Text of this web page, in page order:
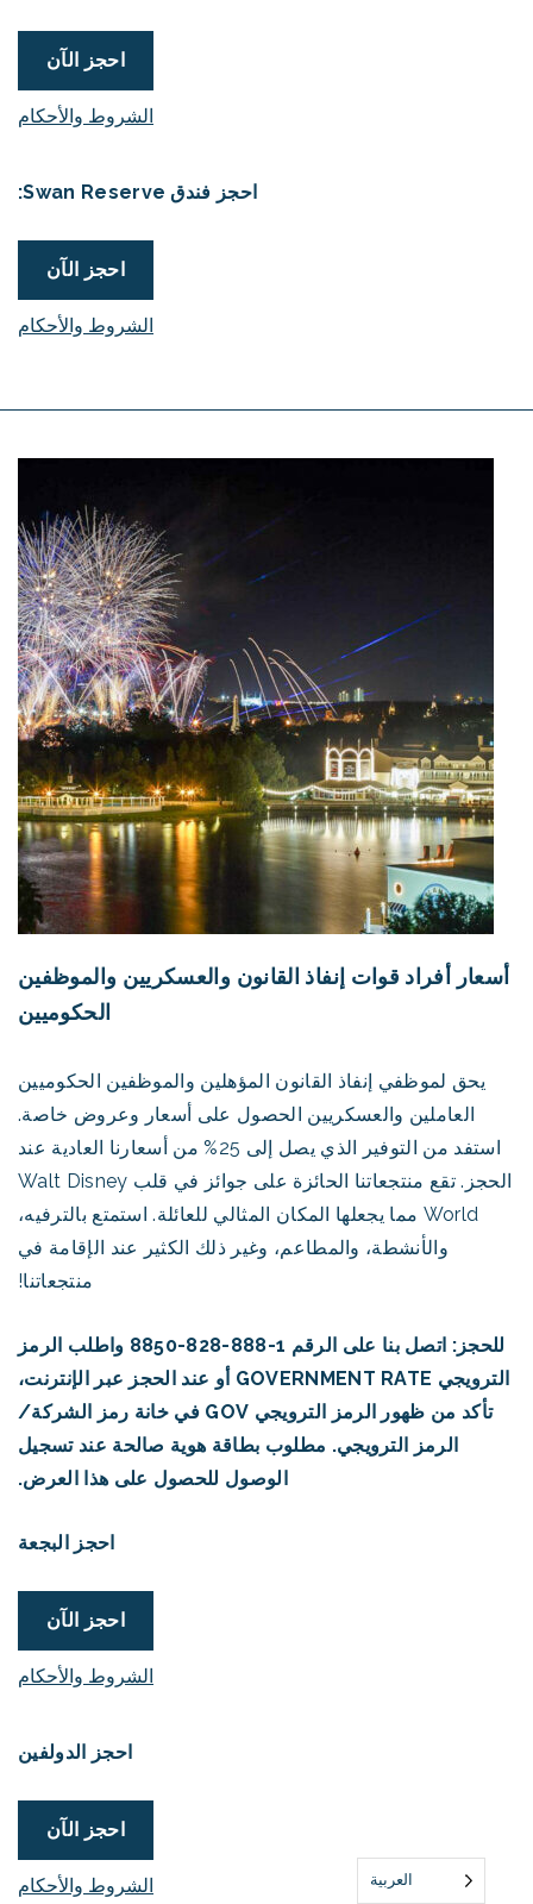
احجز الآن
الشروط والأحكام
احجز فندق Swan Reserve:
احجز الآن
الشروط والأحكام
أسعار أفراد قوات إنفاذ القانون والعسكريين والموظفين
الحكوميين
يحق لموظفي إنفاذ القانون المؤهلين والموظفين الحكوميين
العاملين والعسكريين الحصول على أسعار وعروض خاصة.
استفد من التوفير الذي يصل إلى 25% من أسعارنا العادية عند
الحجز. تقع منتجعاتنا الحائزة على جوائز في قلب Walt Disney
World مما يجعلها المكان المثالي للعائلة. استمتع بالترفيه،
والأنشطة، والمطاعم، وغير ذلك الكثير عند الإقامة في
منتجعاتنا!
للحجز: اتصل بنا على الرقم 1-888-828-8850 واطلب الرمز
الترويجي GOVERNMENT RATE أو عند الحجز عبر الإنترنت،
تأكد من ظهور الرمز الترويجي GOV في خانة رمز الشركة/
الرمز الترويجي. مطلوب بطاقة هوية صالحة عند تسجيل
الوصول للحصول على هذا العرض.
احجز البجعة
احجز الآن
الشروط والأحكام
احجز الدولفين
احجز الآن
الشروط والأحكام العربية‏